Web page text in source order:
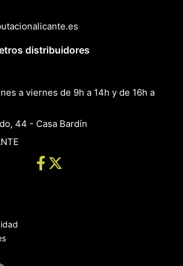
distribuidores
a viernes de 9h a 14h y de 16h a
44 - Casa Bardín